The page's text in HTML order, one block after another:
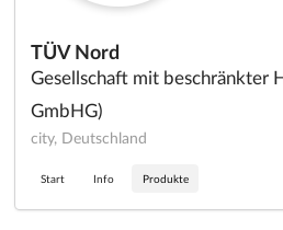
TÜV Nord
Gesellschaft mit beschränkter
GmbHG)
city, Deutschland
Start Info Produkte